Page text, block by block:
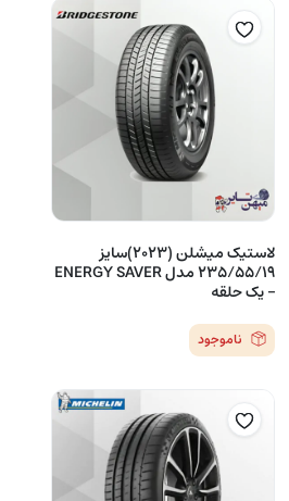
لاستیک میشلن (2023)سایز
235/55/19 مدل ENERGY SAVER
– یک حلقه
ناموجود